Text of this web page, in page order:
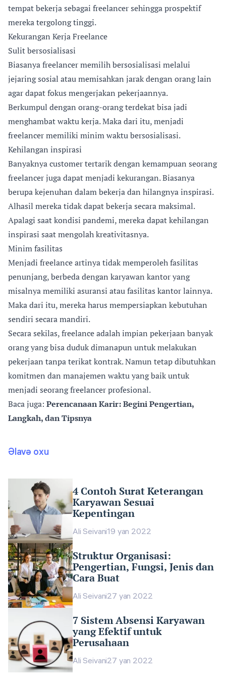
tempat bekerja sebagai freelancer sehingga prospektif
mereka tergolong tinggi.
Kekurangan Kerja Freelance
Sulit bersosialisasi
Biasanya freelancer memilih bersosialisasi melalui
jejaring sosial atau memisahkan jarak dengan orang lain
agar dapat fokus mengerjakan pekerjaannya.
Berkumpul dengan orang-orang terdekat bisa jadi
menghambat waktu kerja. Maka dari itu, menjadi
freelancer memiliki minim waktu bersosialisasi.
Kehilangan inspirasi
Banyaknya customer tertarik dengan kemampuan seorang
freelancer juga dapat menjadi kekurangan. Biasanya
berupa kejenuhan dalam bekerja dan hilangnya inspirasi.
Alhasil mereka tidak dapat bekerja secara maksimal.
Apalagi saat kondisi pandemi, mereka dapat kehilangan
inspirasi saat mengolah kreativitasnya.
Minim fasilitas
Menjadi freelance artinya tidak memperoleh fasilitas
penunjang, berbeda dengan karyawan kantor yang
misalnya memiliki asuransi atau fasilitas kantor lainnya.
Maka dari itu, mereka harus mempersiapkan kebutuhan
sendiri secara mandiri.
Secara sekilas, freelance adalah impian pekerjaan banyak
orang yang bisa duduk dimanapun untuk melakukan
pekerjaan tanpa terikat kontrak. Namun tetap dibutuhkan
komitmen dan manajemen waktu yang baik untuk
menjadi seorang freelancer profesional.
Baca juga: Perencanaan Karir: Begini Pengertian,
Langkah, dan Tipsnya
Əlavə oxu
4 Contoh Surat Keterangan
Karyawan Sesuai
Kepentingan
Ali Seivani19 yan 2022
Struktur Organisasi:
Pengertian, Fungsi, Jenis dan
Cara Buat
Ali Seivani27 yan 2022
7 Sistem Absensi Karyawan
yang Efektif untuk
Perusahaan
Ali Seivani27 yan 2022